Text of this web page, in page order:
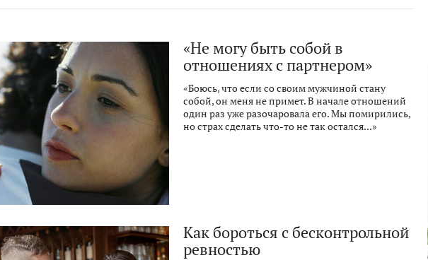
«Не могу быть собой в
отношениях с партнером»
«Боюсь, что если со своим мужчиной стану
собой, он меня не примет. В начале отношений
один раз уже разочаровала его. Мы помирились,
но страх сделать что-то не так остался...»
Как бороться с бесконтрольной
ревностью